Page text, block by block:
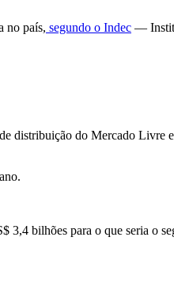
no país, segundo o Indec —
distribuição do Mercado Livre
bilhões para o que seria o